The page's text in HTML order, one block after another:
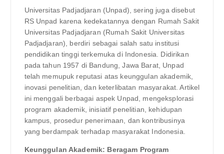
Universitas Padjadjaran (Unpad), sering juga disebut
RS Unpad karena kedekatannya dengan Rumah Sakit
Universitas Padjadjaran (Rumah Sakit Universitas
Padjadjaran), berdiri sebagai salah satu institusi
pendidikan tinggi terkemuka di Indonesia. Didirikan
pada tahun 1957 di Bandung, Jawa Barat, Unpad
telah memupuk reputasi atas keunggulan akademik,
inovasi penelitian, dan keterlibatan masyarakat. Artikel
ini menggali berbagai aspek Unpad, mengeksplorasi
program akademik, inisiatif penelitian, kehidupan
kampus, prosedur penerimaan, dan kontribusinya
yang berdampak terhadap masyarakat Indonesia.
Keunggulan Akademik: Beragam Program